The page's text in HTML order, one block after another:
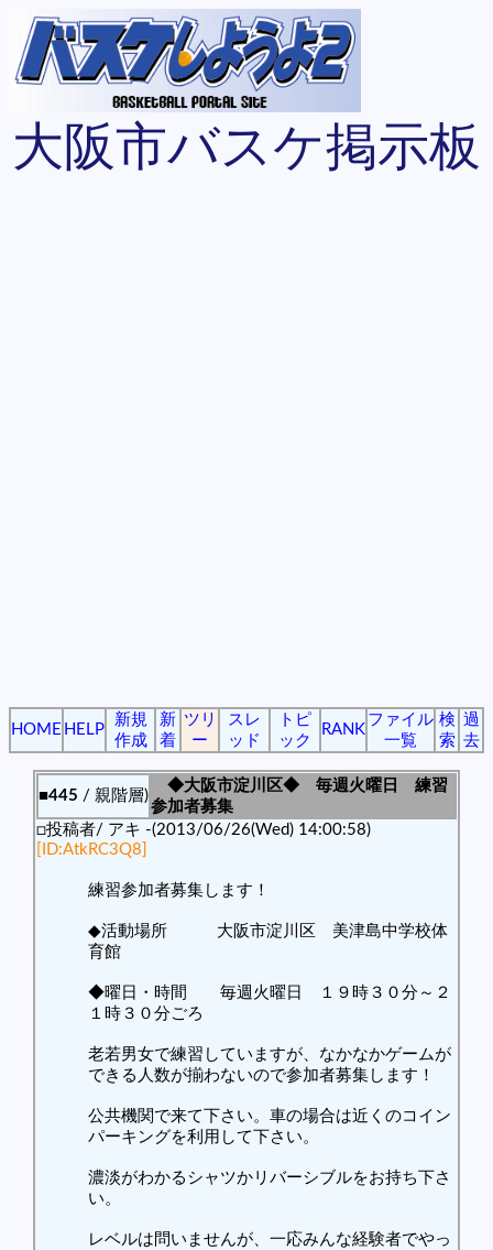
大阪市バスケ掲示板
HOME HELP
新規
作成
新
着
ツリ
ー
スレ
ッド
トピ
ック
RANK
ファイル
一覧
検
索
過
去
■445 / 親階層)
◆大阪市淀川区◆ 毎週火曜日 練習
参加者募集
□投稿者/ アキ -(2013/06/26(Wed) 14:00:58)
[ID:AtkRC3Q8]
練習参加者募集します！
◆活動場所 大阪市淀川区 美津島中学校体
育館
◆曜日・時間 毎週火曜日 １９時３０分～２
１時３０分ごろ
老若男女で練習していますが、なかなかゲームが
できる人数が揃わないので参加者募集します！
公共機関で来て下さい。車の場合は近くのコイン
パーキングを利用して下さい。
濃淡がわかるシャツかリバーシブルをお持ち下さ
い。
レベルは問いませんが、一応みんな経験者でやっ